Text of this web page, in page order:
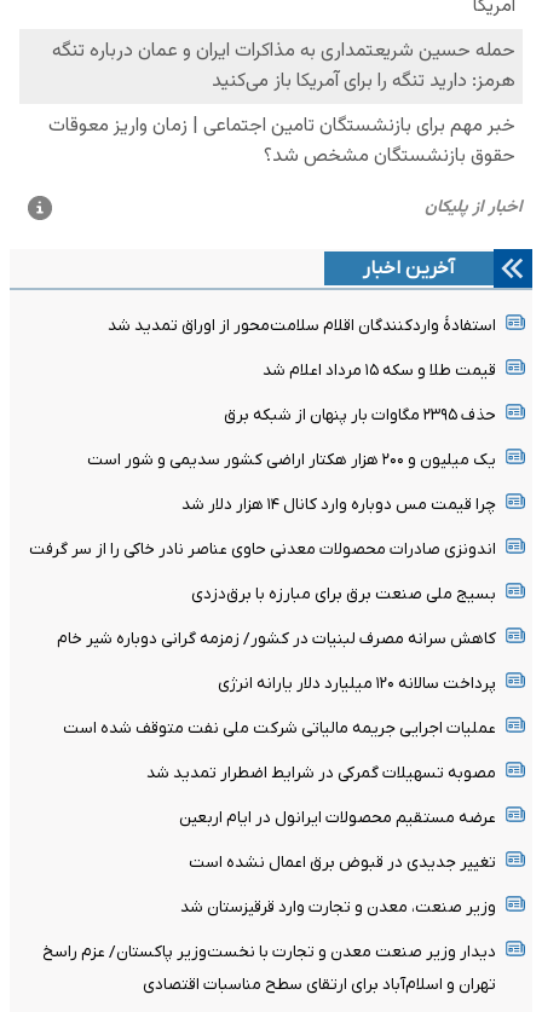
آخرین اخبار
استفادۀ واردکنندگان اقلام سلامت‌محور از اوراق تمدید شد
قیمت طلا و سکه ۱۵ مرداد اعلام شد
حذف ۲۳۹۵ مگاوات بار پنهان از شبکه برق
یک میلیون و ۲۰۰ هزار هکتار اراضی کشور سدیمی و شور است
چرا قیمت مس دوباره وارد کانال ۱۴ هزار دلار شد
اندونزی صادرات محصولات معدنی حاوی عناصر نادر خاکی را از سر گرفت
بسیج ملی صنعت برق برای مبارزه با برق‌دزدی
کاهش سرانه مصرف لبنیات در کشور/ زمزمه گرانی دوباره شیر خام
پرداخت سالانه ۱۲۰ میلیارد دلار یارانه انرژی
عملیات اجرایی جریمه مالیاتی شرکت ملی نفت متوقف شده است
مصوبه تسهیلات گمرکی در شرایط اضطرار تمدید شد
عرضه مستقیم محصولات ایرانول در ایام اربعین
تغییر جدیدی در قبوض برق اعمال نشده است
وزیر صنعت، معدن و تجارت وارد قرقیزستان شد
دیدار وزیر صنعت معدن و تجارت با نخست‌وزیر پاکستان/ عزم راسخ
تهران و اسلام‌آباد برای ارتقای سطح مناسبات اقتصادی